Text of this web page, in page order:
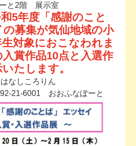
動場所のご案内
ンクラブのご案内
お問い合わせ
と2階 展示室
5年度「感謝のこと
募集が気仙地域の小
対象におこなわれま
賞作品10点と入選作
たします。
なしころりん
21-6001 おおふなぽーと